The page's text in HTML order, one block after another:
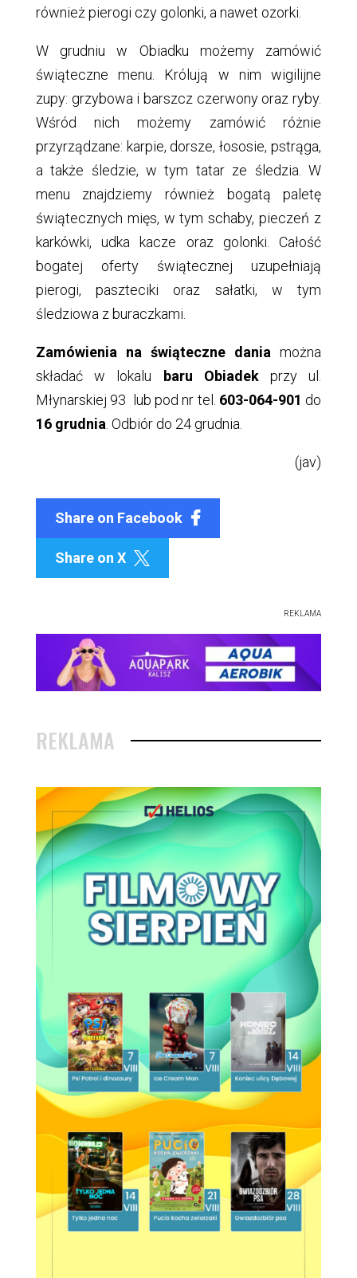
również pierogi czy golonki, a nawet ozorki.
W grudniu w Obiadku możemy zamówić
świąteczne menu. Królują w nim wigilijne
zupy: grzybowa i barszcz czerwony oraz ryby.
Wśród nich możemy zamówić różnie
przyrządzane: karpie, dorsze, łososie, pstrąga,
a także śledzie, w tym tatar ze śledzia. W
menu znajdziemy również bogatą paletę
świątecznych mięs, w tym schaby, pieczeń z
karkówki, udka kacze oraz golonki. Całość
bogatej oferty świątecznej uzupełniają
pierogi, paszteciki oraz sałatki, w tym
śledziowa z buraczkami.
Zamówienia na świąteczne dania można
składać w lokalu
baru Obiadekprzy ul.
Młynarskiej 93 lub pod nr tel. 603-064-901 do
16 grudnia . Odbiór do 24 grudnia.
(jav)
Share on Facebook
Share on X 
REKLAMA
REKLAMA